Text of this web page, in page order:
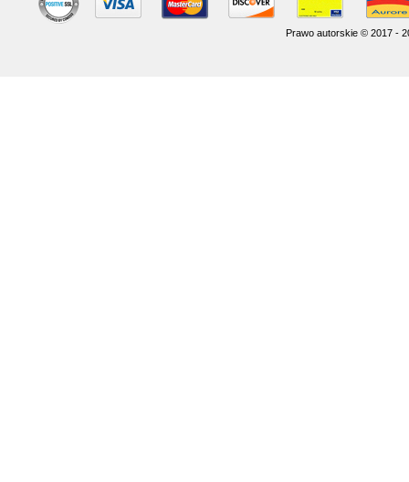
Prawo autorskie © 2017 -